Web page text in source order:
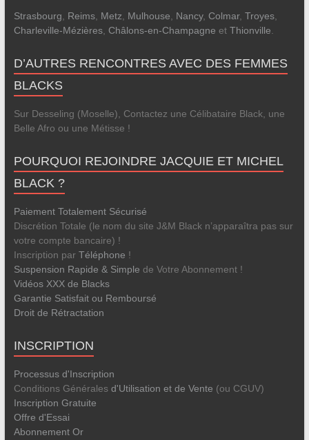
Strasbourg, Reims, Metz, Mulhouse, Nancy, Colmar, Troyes,
Charleville-Mézières, Châlons-en-Champagne et Thionville.
D’AUTRES RENCONTRES AVEC DES FEMMES
BLACKS
Sur Desseling (Moselle), Contactez une Célibataire Black, une
Belle Afro ou une Métisse !
POURQUOI REJOINDRE JACQUIE ET MICHEL
BLACK ?
Paiement Totalement Sécurisé
Discrétion Totale (le nom du site J&M Black n’apparaîtra pas sur
votre compte bancaire) !
Inscription par Téléphone !
Suspension Rapide & Simple de Votre Abonnement !
Vidéos XXX de Blacks
Garantie Satisfait ou Remboursé
Droit de Rétractation
INSCRIPTION
Processus d'Inscription
Conditions Générales d'Utilisation et de Vente (ou CGUV)
Inscription Gratuite
Offre d'Essai
Abonnement Or